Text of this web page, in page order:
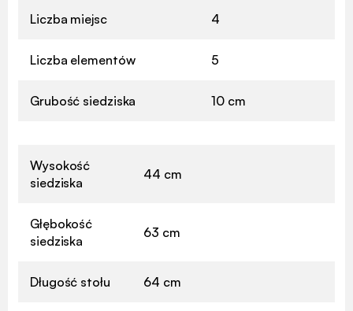
Liczba miejsc 4
Liczba elementów 5
Grubość siedziska 10 cm
Wysokość
siedziska
44 cm
Głębokość
siedziska
63 cm
Długość stołu 64 cm